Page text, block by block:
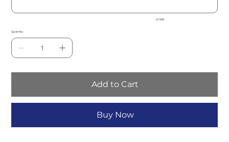
0 / 500
Quantity
Add to Cart
Buy Now